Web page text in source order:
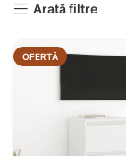
Arată filtre
OFERTĂ